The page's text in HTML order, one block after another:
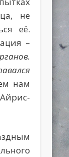
не
её.
–
нам